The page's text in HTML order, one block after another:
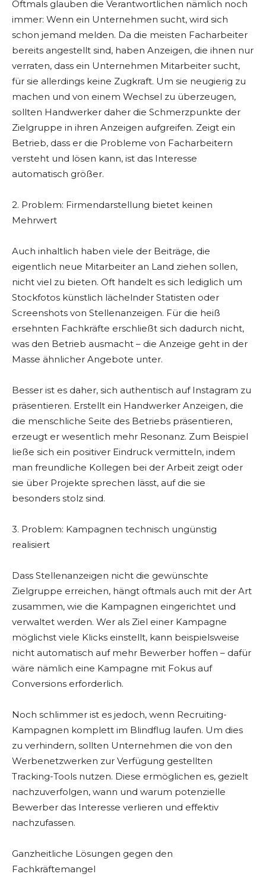
Oftmals glauben die Verantwortlichen nämlich noch
immer: Wenn ein Unternehmen sucht, wird sich
schon jemand melden. Da die meisten Facharbeiter
bereits angestellt sind, haben Anzeigen, die ihnen nur
verraten, dass ein Unternehmen Mitarbeiter sucht,
für sie allerdings keine Zugkraft. Um sie neugierig zu
machen und von einem Wechsel zu überzeugen,
sollten Handwerker daher die Schmerzpunkte der
Zielgruppe in ihren Anzeigen aufgreifen. Zeigt ein
Betrieb, dass er die Probleme von Facharbeitern
versteht und lösen kann, ist das Interesse
automatisch größer.
2. Problem: Firmendarstellung bietet keinen
Mehrwert
Auch inhaltlich haben viele der Beiträge, die
eigentlich neue Mitarbeiter an Land ziehen sollen,
nicht viel zu bieten. Oft handelt es sich lediglich um
Stockfotos künstlich lächelnder Statisten oder
Screenshots von Stellenanzeigen. Für die heiß
ersehnten Fachkräfte erschließt sich dadurch nicht,
was den Betrieb ausmacht – die Anzeige geht in der
Masse ähnlicher Angebote unter.
Besser ist es daher, sich authentisch auf Instagram zu
präsentieren. Erstellt ein Handwerker Anzeigen, die
die menschliche Seite des Betriebs präsentieren,
erzeugt er wesentlich mehr Resonanz. Zum Beispiel
ließe sich ein positiver Eindruck vermitteln, indem
man freundliche Kollegen bei der Arbeit zeigt oder
sie über Projekte sprechen lässt, auf die sie
besonders stolz sind.
3. Problem: Kampagnen technisch ungünstig
realisiert
Dass Stellenanzeigen nicht die gewünschte
Zielgruppe erreichen, hängt oftmals auch mit der Art
zusammen, wie die Kampagnen eingerichtet und
verwaltet werden. Wer als Ziel einer Kampagne
möglichst viele Klicks einstellt, kann beispielsweise
nicht automatisch auf mehr Bewerber hoffen – dafür
wäre nämlich eine Kampagne mit Fokus auf
Conversions erforderlich.
Noch schlimmer ist es jedoch, wenn Recruiting-
Kampagnen komplett im Blindflug laufen. Um dies
zu verhindern, sollten Unternehmen die von den
Werbenetzwerken zur Verfügung gestellten
Tracking-Tools nutzen. Diese ermöglichen es, gezielt
nachzuverfolgen, wann und warum potenzielle
Bewerber das Interesse verlieren und effektiv
nachzufassen.
Ganzheitliche Lösungen gegen den
Fachkräftemangel